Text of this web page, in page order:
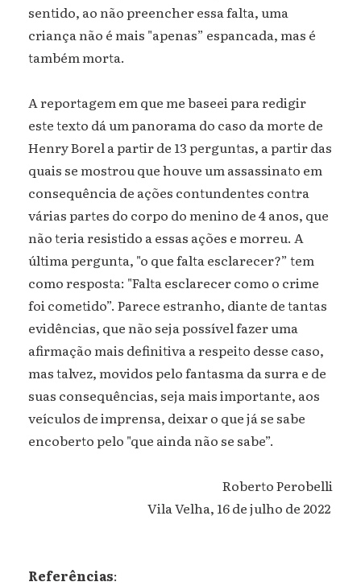
sentido, ao não preencher essa falta, uma
criança não é mais "apenas” espancada, mas é
também morta.
A reportagem em que me baseei para redigir
este texto dá um panorama do caso da morte de
Henry Borel a partir de 13 perguntas, a partir das
quais se mostrou que houve um assassinato em
consequência de ações contundentes contra
várias partes do corpo do menino de 4 anos, que
não teria resistido a essas ações e morreu. A
última pergunta, "o que falta esclarecer?” tem
como resposta: "Falta esclarecer como o crime
foi cometido”. Parece estranho, diante de tantas
evidências, que não seja possível fazer uma
afirmação mais definitiva a respeito desse caso,
mas talvez, movidos pelo fantasma da surra e de
suas consequências, seja mais importante, aos
veículos de imprensa, deixar o que já se sabe
encoberto pelo "que ainda não se sabe”.
Roberto Perobelli
Vila Velha, 16 de julho de 2022
Referências: